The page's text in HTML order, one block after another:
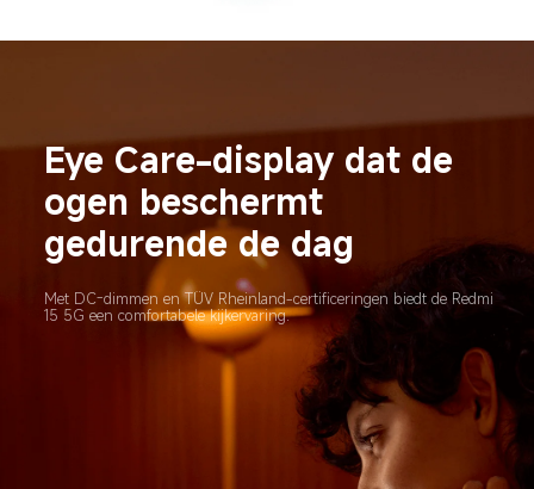
Eye Care-display dat de
ogen beschermt
gedurende de dag
Met DC-dimmen en TÜV Rheinland-certificeringen biedt de Redmi
15 5G een comfortabele kijkervaring.